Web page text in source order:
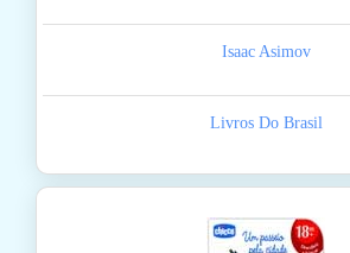
Isaac Asimov
Livros Do Brasil